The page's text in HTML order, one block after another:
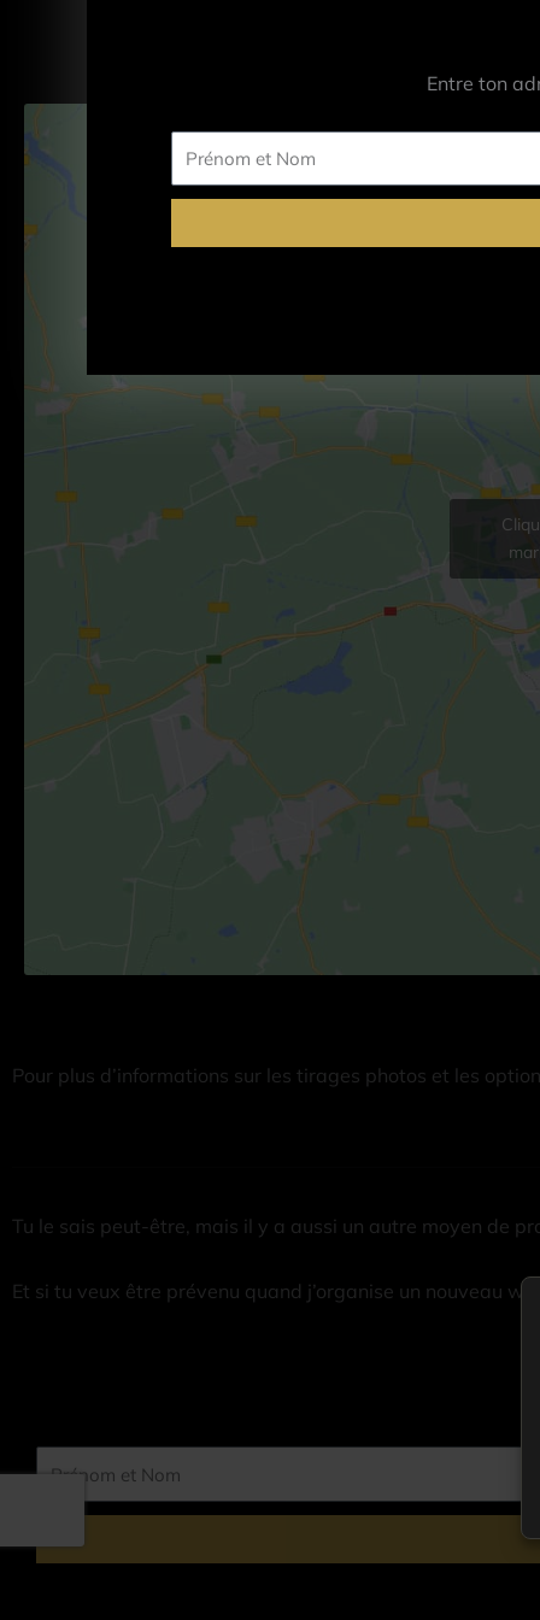
Pour plus d’informations sur les tirages photos et les
Tu le sais peut-être, mais il y a aussi un autre moyen de
Et si tu veux être prévenu quand j’organise un nouveau
Entre ton
et
Nom